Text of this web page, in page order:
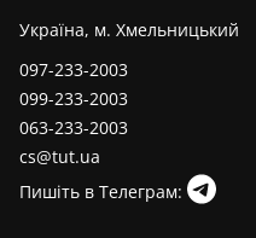
Україна, м. Хмельницький
097-233-2003
099-233-2003
063-233-2003
cs@tut.ua
Пишіть в Телеграм: